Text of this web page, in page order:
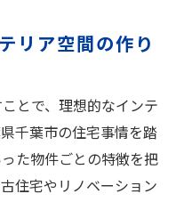
リア空間の作り
とで、理想的なインテ
千葉市の住宅事情を踏
た物件ごとの特徴を把
住宅やリノベーション